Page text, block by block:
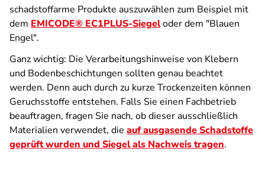
schadstoffarme Produkte auszuwählen zum Beispiel mit
dem EMICODE® EC1PLUS-Siegeloder dem "Blauen
Engel".
Ganz wichtig: Die Verarbeitungshinweise von Klebern
und Bodenbeschichtungen sollten genau beachtet
werden. Denn auch durch zu kurze Trockenzeiten können
Geruchsstoffe entstehen. Falls Sie einen Fachbetrieb
beauftragen, fragen Sie nach, ob dieser ausschließlich
Materialien verwendet, die auf ausgasende Schadstoffe
geprüft wurden und Siegelals Nachweis tragen.